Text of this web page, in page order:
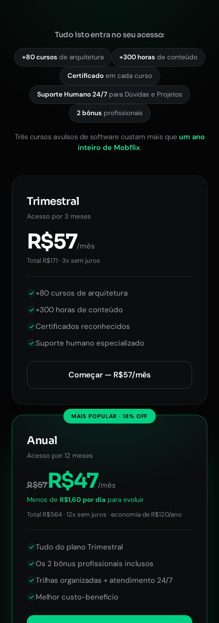
Tudo isto entra no seu acesso:
+80 cursosde arquitetura +300 horasde conteúdo
Certificadoem cada curso
Suporte Humano 24/7para Dúvidas e Projetos
2 bônusprofissionais
Três cursos avulsos de software custam mais que um ano
inteiro de Mobflix.
Trimestral
Acesso por 3 meses
R$57/mês
Total R$171 · 3x sem juros
+80 cursos de arquitetura
+300 horas de conteúdo
Certificados reconhecidos
Suporte humano especializado
Começar — R$57/mês
MAIS POPULAR · 18% OFF
Anual
Acesso por 12 meses
R$57R$47/mês
Menos de R$1,60 por dia para evoluir
Total R$564 · 12x sem juros · economia de R$120/ano
Tudo do plano Trimestral
Os 2 bônus profissionais inclusos
Trilhas organizadas + atendimento 24/7
Melhor custo-benefício